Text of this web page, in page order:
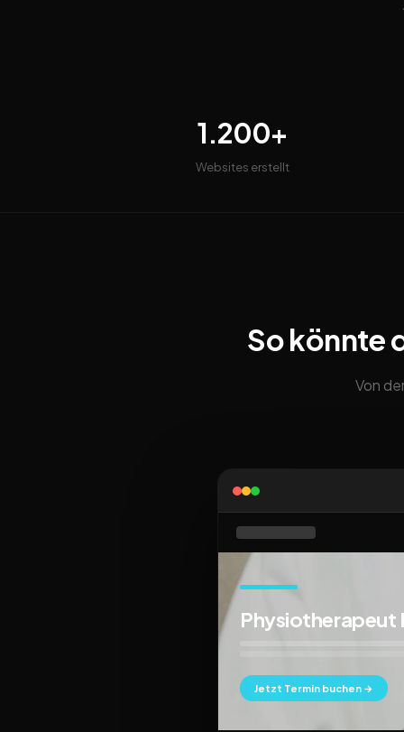
1.200+
Websites erstellt
So könnte
Von
Physiotherapeut
Jetzt Termin buchen →